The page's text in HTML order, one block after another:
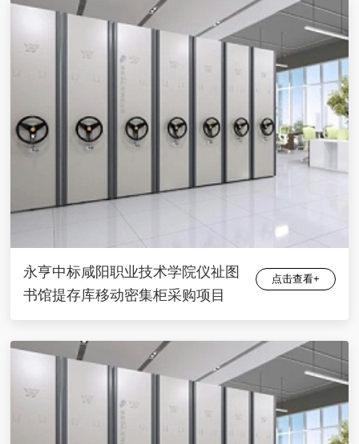
永亨中标咸阳职业技术学院仪祉图
书馆提存库移动密集柜采购项目
点击查看+